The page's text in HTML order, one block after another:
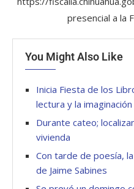
presencial a la
You Might Also Like
Inicia Fiesta de los
lectura y la imaginación
Durante cateo;
vivienda
Con tarde de poesía,
de Jaime Sabines